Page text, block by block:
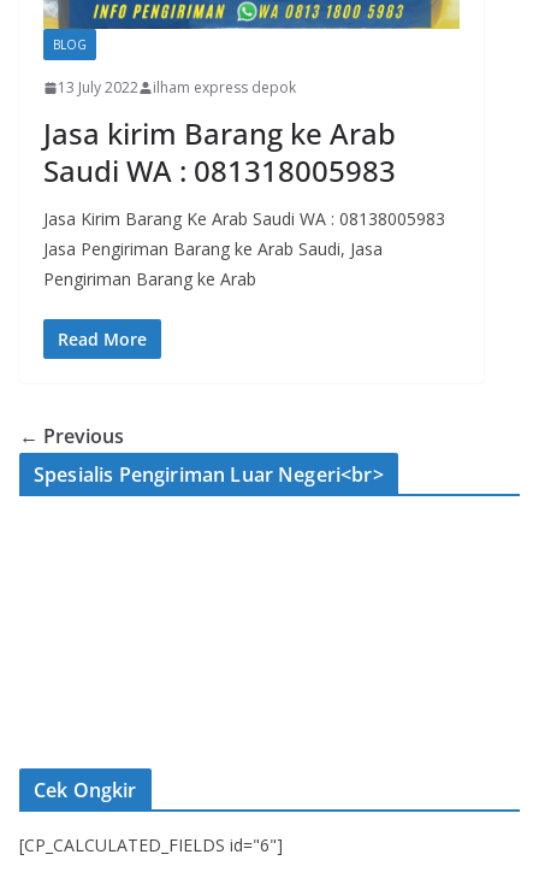
BLOG
13 July 2022 ilham express depok
Jasa kirim Barang ke Arab
Saudi WA : 081318005983
Jasa Kirim Barang Ke Arab Saudi WA : 08138005983
Jasa Pengiriman Barang ke Arab Saudi, Jasa
Pengiriman Barang ke Arab
Read More
← Previous
Spesialis Pengiriman Luar Negeri<br>
Cek Ongkir
[CP_CALCULATED_FIELDS id="6"]